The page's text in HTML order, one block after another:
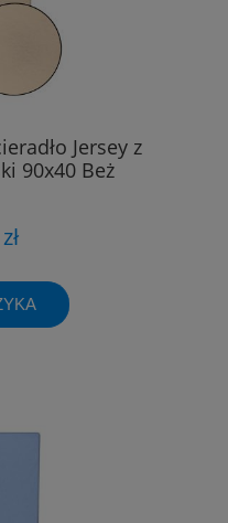
Jersey z
90x40 Beż